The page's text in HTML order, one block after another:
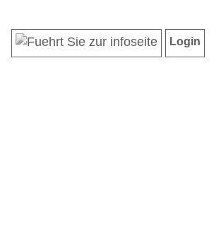
Login